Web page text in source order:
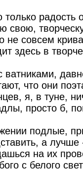
радость
свою,
не совсем
здесь в
ватниками,
что они
я, в туне,
просто б,
подлые,
а лучше
на их
с белого